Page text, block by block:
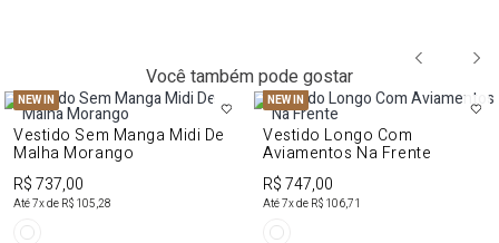
Você também pode gostar
NEW IN
Vestido Sem Manga Midi De
Malha Morango
R$ 737,00
Até7x de R$ 105,28
NEW IN
Vestido Longo Com
Aviamentos Na Frente
R$ 747,00
Até7x de R$ 106,71